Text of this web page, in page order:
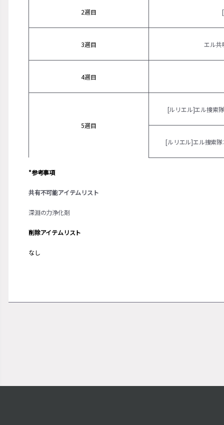
2週目
3週目 エル共
4週目
5週目
[ルリエル]エル捜索
[ルリエル]エル捜索
*参考事項
共有不可能アイテムリスト
深淵の力浄化剤
削除アイテムリスト
なし